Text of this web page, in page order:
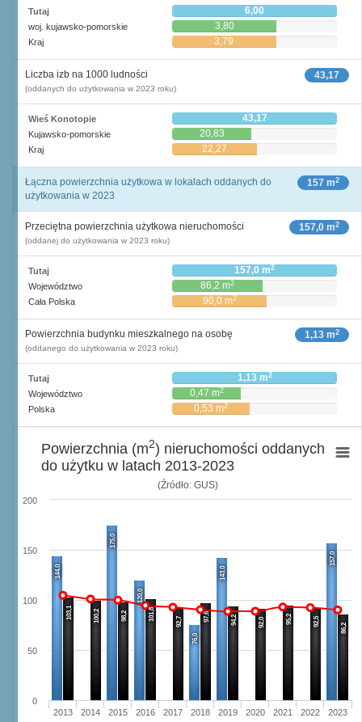
Tutaj 6,00
woj. kujawsko-pomorskie 3,80
Kraj 3,79
43,17
Liczba izb na 1000 ludności
(oddanych do użytkowania w 2023 roku)
Wieś Konotopie 43,17
Kujawsko-pomorskie 20,83
Kraj 22,27
157 m2
Łączna powierzchnia użytkowa w lokalach oddanych do
użytkowania w 2023
157,0 m2
Przeciętna powierzchnia użytkowa nieruchomości
(oddanej do użytkowania w 2023 roku)
Tutaj 157,0 m2
Województwo 86,2 m2
Cała Polska 90,0 m2
1,13 m2
Powierzchnia budynku mieszkalnego na osobę
(oddanego do użytkowania w 2023 roku)
Tutaj 1,13 m2
Województwo 0,47 m2
Polska 0,53 m2
(Źródło: GUS)
144,0
175,0
120,0
76,0
143,0
157,0
103,1 100,2 98,2 101,8 92,7 97,6 94,2 92,0 95,2 92,5
86,2
2013 2014 2015 2016 2017 2018 2019 2020 2021 2022 2023
0
50
100
150
200
Powierzchnia (m2) nieruchomości oddanych
do użytku w latach 2013-2023